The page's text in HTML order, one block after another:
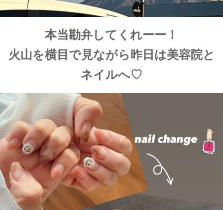
本当勘弁してくれーー！
火山を横目で見ながら昨日は美容院と
ネイルへ♡